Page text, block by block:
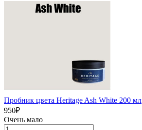
Пробник цвета Heritage Ash White 200 мл
950₽
Очень мало